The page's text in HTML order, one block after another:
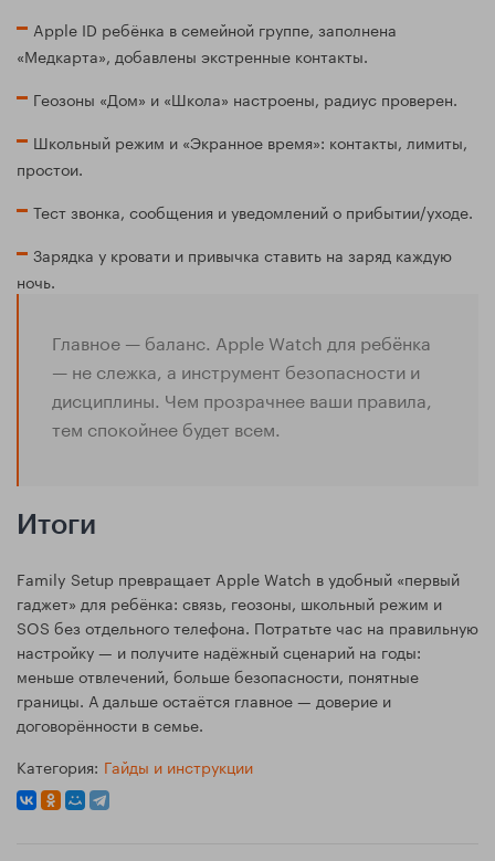
Apple ID ребёнка в семейной группе, заполнена
«Медкарта», добавлены экстренные контакты.
Геозоны «Дом» и «Школа» настроены, радиус проверен.
Школьный режим и «Экранное время»: контакты, лимиты,
простои.
Тест звонка, сообщения и уведомлений о прибытии/уходе.
Зарядка у кровати и привычка ставить на заряд каждую
ночь.
Главное — баланс. Apple Watch для ребёнка
— не слежка, а инструмент безопасности и
дисциплины. Чем прозрачнее ваши правила,
тем спокойнее будет всем.
Итоги
Family Setup превращает Apple Watch в удобный «первый
гаджет» для ребёнка: связь, геозоны, школьный режим и
SOS без отдельного телефона. Потратьте час на правильную
настройку — и получите надёжный сценарий на годы:
меньше отвлечений, больше безопасности, понятные
границы. А дальше остаётся главное — доверие и
договорённости в семье.
Категория: Гайды и инструкции